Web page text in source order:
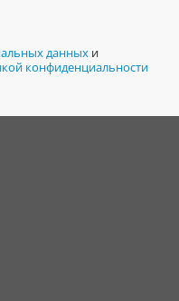
данных и
конфиденциальности